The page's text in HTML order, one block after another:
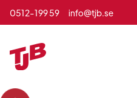
0512-199 59 info@tjb.se